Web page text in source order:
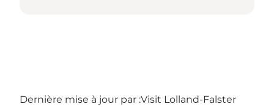
Dernière mise à jour par :Visit Lolland-Falster